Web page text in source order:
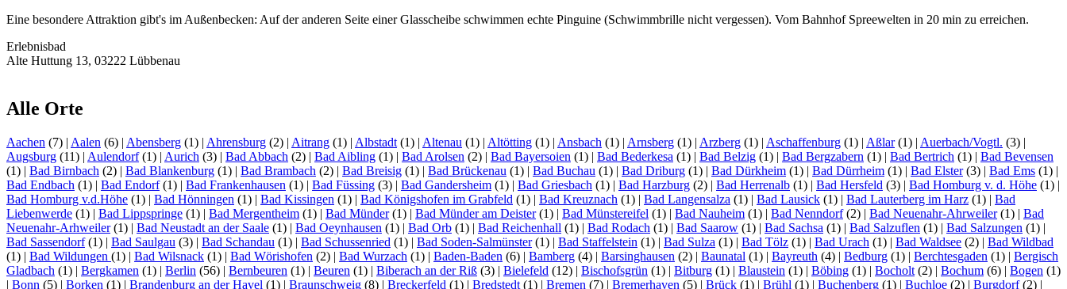
Eine besondere Attraktion gibt's im Außenbecken: Auf der anderen Seite einer Glasscheibe schwimmen echte Pinguine (Schwimmbrille nicht vergessen). Vom Bahnhof Spreewelten in 20 min zu erreichen.
Erlebnisbad
Alte Huttung 13, 03222 Lübbenau
Alle Orte
Aachen (7) | Aalen (6) | Abensberg (1) | Ahrensburg (2) | Aitrang (1) | Albstadt (1) | Altenau (1) | Altötting (1) | Ansbach (1) | Arnsberg (1) | Arzberg (1) | Aschaffenburg (1) | Aßlar(1) | Auerbach/Vogtl. (3) |
Augsburg (11) | Aulendorf(1) | Aurich (3) | Bad Abbach (2) | Bad Aibling (1) | Bad Arolsen (2) | Bad Bayersoien (1) | Bad Bederkesa (1) | Bad Belzig (1) | Bad Bergzabern (1) | Bad Bertrich (1) | Bad Bevensen
(1) | Bad Birnbach (2) | Bad Blankenburg (1) | Bad Brambach (2) | Bad Breisig (1) | Bad Brückenau (1) | Bad Buchau (1) | Bad Driburg (1) | Bad Dürkheim (1) | Bad Dürrheim (1) | Bad Elster(3) | Bad Ems (1) |
Bad Endbach (1) | Bad Endorf(1) | Bad Frankenhausen (1) | Bad Füssing (3) | Bad Gandersheim (1) | Bad Griesbach (1) | Bad Harzburg (2) | Bad Herrenalb (1) | Bad Hersfeld (3) | Bad Homburg v. d. Höhe (1) |
Bad Homburg v.d.Höhe (1) | Bad Hönningen (1) | Bad Kissingen (1) | Bad Königshofen im Grabfeld (1) | Bad Kreuznach (1) | Bad Langensalza (1) | Bad Lausick (1) | Bad Lauterberg im Harz (1) | Bad
Liebenwerde (1) | Bad Lippspringe (1) | Bad Mergentheim (1) | Bad Münder(1) | Bad Münder am Deister(1) | Bad Münstereifel (1) | Bad Nauheim (1) | Bad Nenndorf(2) | Bad Neuenahr-Ahrweiler(1) | Bad
Neuenahr-Arhweiler(1) | Bad Neustadt an der Saale (1) | Bad Oeynhausen (1) | Bad Orb (1) | Bad Reichenhall (1) | Bad Rodach (1) | Bad Saarow (1) | Bad Sachsa (1) | Bad Salzuflen (1) | Bad Salzungen (1) |
Bad Sassendorf(1) | Bad Saulgau (3) | Bad Schandau (1) | Bad Schussenried (1) | Bad Soden-Salmünster(1) | Bad Staffelstein (1) | Bad Sulza (1) | Bad Tölz (1) | Bad Urach (1) | Bad Waldsee (2) | Bad Wildbad
(1) | Bad Wildungen (1) | Bad Wilsnack (1) | Bad Wörishofen (2) | Bad Wurzach (1) | Baden-Baden (6) | Bamberg (4) | Barsinghausen (2) | Baunatal (1) | Bayreuth (4) | Bedburg (1) | Berchtesgaden (1) | Bergisch
Gladbach (1) | Bergkamen (1) | Berlin (56) | Bernbeuren (1) | Beuren (1) | Biberach an der Riß (3) | Bielefeld (12) | Bischofsgrün (1) | Bitburg (1) | Blaustein (1) | Böbing (1) | Bocholt (2) | Bochum (6) | Bogen (1)
| Bonn (5) | Borken (1) | Brandenburg an der Havel (1) | Braunschweig (8) | Breckerfeld (1) | Bredstedt (1) | Bremen (7) | Bremerhaven (5) | Brück (1) | Brühl (1) | Buchenberg (1) | Buchloe (2) | Burgdorf(2) |